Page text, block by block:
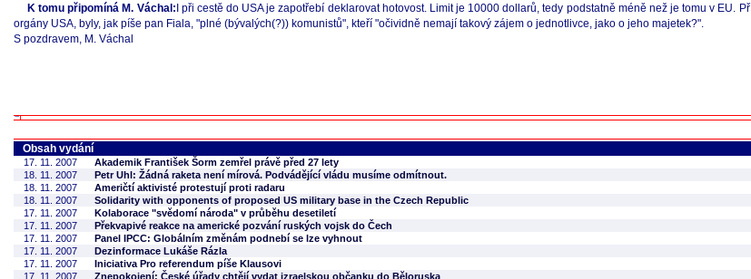
K tomu připomíná M. Váchal: I při cestě do USA je zapotřebí deklarovat hotovost. Limit je 10000 dollarů, tedy podstatně méně než je tomu v EU.
orgány USA, byly, jak píše pan Fiala, "plné (bývalých(?)) komunistů", kteří "očividně nemají takový zájem o jednotlivce, jako o jeho majetek?".
S pozdravem, M. Váchal
Obsah vydání
17. 11. 2007 Akademik František Šorm zemřel právě před 27 lety
18. 11. 2007
Petr Uhl: Žádná raketa není mírová. Podvádějící vládu musíme odmítnout.
18. 11. 2007
Američtí aktivisté protestují proti radaru
18. 11. 2007
Solidarity with opponents of proposed US military base in the Czech Republic
17. 11. 2007
Kolaborace "svědomí národa" v průběhu desetiletí
17. 11. 2007
Překvapivé reakce na americké pozvání ruských vojsk do Čech
17. 11. 2007
Panel IPCC: Globálním změnám podnebí se lze vyhnout
17. 11. 2007
Dezinformace Lukáše Rázla
17. 11. 2007
Iniciativa Pro referendum píše Klausovi
17. 11. 2007
Znepokojení: České úřady chtějí vydat izraelskou občanku do Běloruska